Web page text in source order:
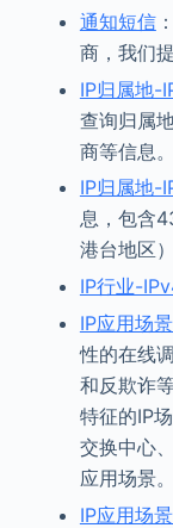
通知短信
商，我们
IP归属地-
查询归属
商等信息。
IP归属地-
息，包含
港台地区
IP行业-
IP应用场
性的在线
和反欺诈
特征的IP
交换中心
应用场景。
IP应用场